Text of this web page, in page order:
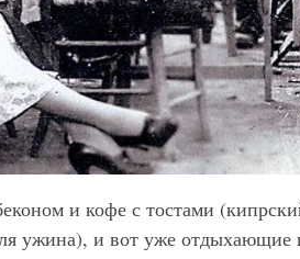
и кофе с тостами
ужина), и вот уже отдыхающие